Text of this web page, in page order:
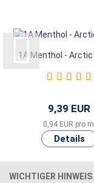
1A Menthol -
9,39 EUR
0,94 EUR pro ml
WICHTIGER HINWEIS